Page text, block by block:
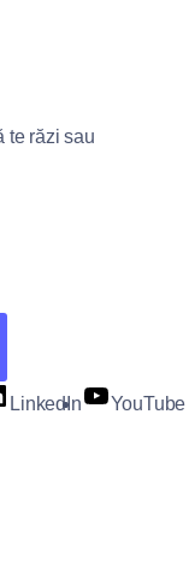
te răzi sau
LinkedIn
YouTube